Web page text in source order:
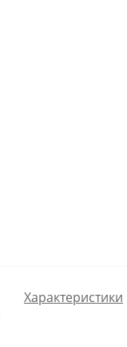
Характеристики